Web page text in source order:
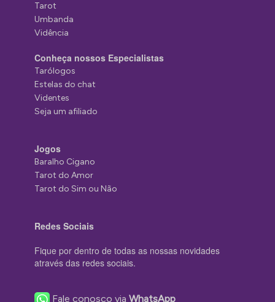
Tarot
Umbanda
Vidência
Conheça nossos Especialistas
Tarólogos
Estelas do chat
Videntes
Seja um afiliado
Jogos
Baralho Cigano
Tarot do Amor
Tarot do Sim ou Não
Redes Sociais
Fique por dentro de todas as nossas novidades
através das redes sociais.
Fale conosco viaWhatsApp